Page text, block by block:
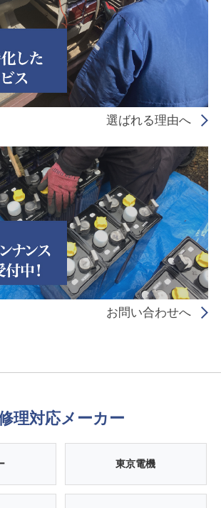
選ばれる理由へ
お問い合わせへ
理対応メーカー
東京電機